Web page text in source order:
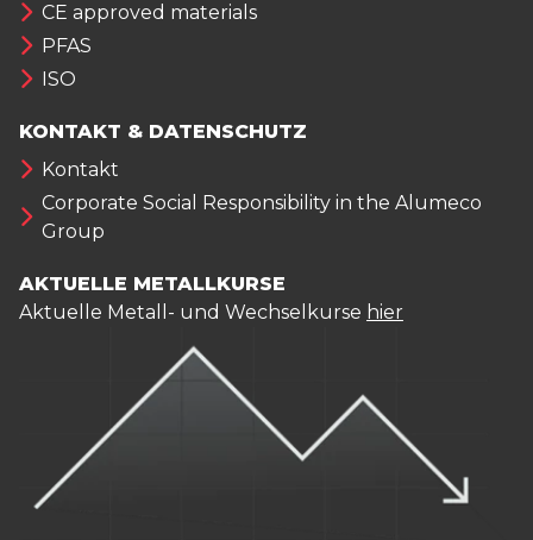
CE approved materials
PFAS
ISO
KONTAKT & DATENSCHUTZ
Kontakt
Corporate Social Responsibility in the Alumeco
Group
AKTUELLE METALLKURSE
Aktuelle Metall- und Wechselkurse hier